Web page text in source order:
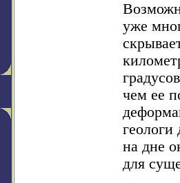
уже
чем ее
геологи
на дне
для